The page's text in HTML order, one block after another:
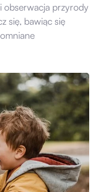
obserwacja przyrody
się, bawiąc się